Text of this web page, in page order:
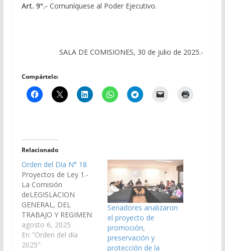
Art. 9°.- Comuníquese al Poder Ejecutivo.
SALA DE COMISIONES, 30 de julio de 2025.-
Compártelo:
Relacionado
Orden del Día N° 18
Proyectos de Ley 1.-
La Comisión
deLEGISLACION
GENERAL, DEL
TRABAJO Y REGIMEN
PREVISIONAL, ha
considerado el
Proyecto de Ley de la
agosto 6, 2025
En "Orden del día
2025"
Senadores analizaron
el proyecto de
promoción,
preservación y
protección de la